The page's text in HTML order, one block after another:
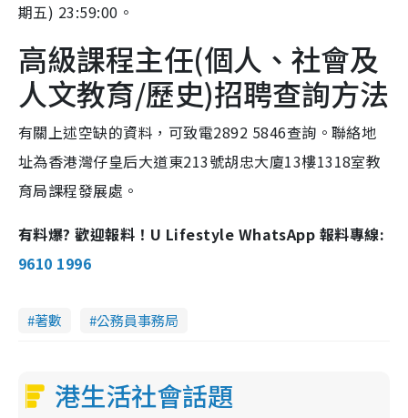
期五) 23:59:00。
高級課程主任(個人、社會及
人文教育/歷史)招聘查詢方法
有關上述空缺的資料，可致電2892 5846查詢。聯絡地
址為香港灣仔皇后大道東213號胡忠大廈13樓1318室教
育局課程發展處。
有料爆? 歡迎報料！U Lifestyle WhatsApp 報料專線:
9610 1996
著數 公務員事務局
港生活社會話題